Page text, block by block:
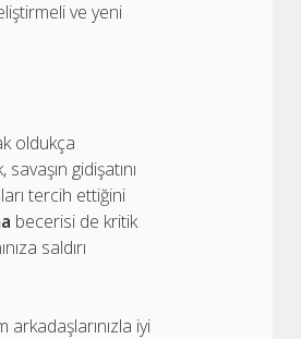
ve yeni
oldukça
gidişatını
tercih ettiğini
becerisi de kritik
saldırı
arkadaşlarınızla iyi